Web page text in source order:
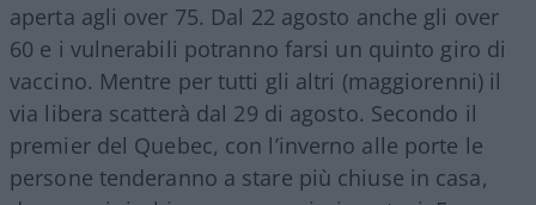
aperta agli over 75. Dal 22 agosto anche gli over
60 e i vulnerabili potranno farsi un quinto giro di
vaccino. Mentre per tutti gli altri (maggiorenni) il
via libera scatterà dal 29 di agosto. Secondo il
premier del Quebec, con l’inverno alle porte le
persone tenderanno a stare più chiuse in casa,